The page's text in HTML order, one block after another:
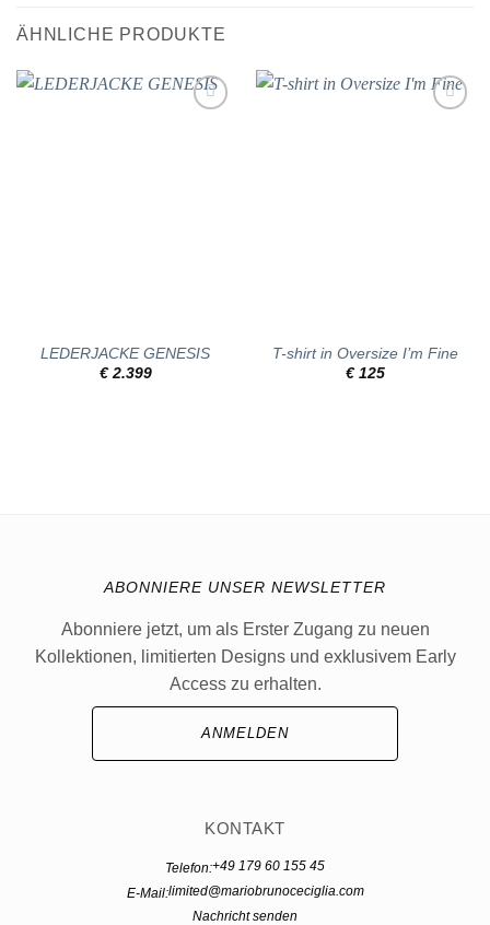
ÄHNLICHE PRODUKTE
LEDERJACKE GENESIS
€2.399
T-shirt in Oversize I’m Fine
€125
ABONNIERE UNSER NEWSLETTER
Abonniere jetzt, um als Erster Zugang zu neuen
Kollektionen, limitierten Designs und exklusivem Early
Access zu erhalten.
ANMELDEN
KONTAKT
Telefon:+49 179 60 155 45
E-Mail:limited@mariobrunoceciglia.com
Nachricht senden